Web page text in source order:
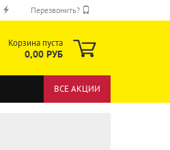
Перезвонить?
Корзина пуста
0,00 РУБ
ВСЕ АКЦИИ